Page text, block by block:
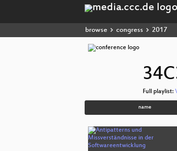
browse congress 2017
Full playlist:
name